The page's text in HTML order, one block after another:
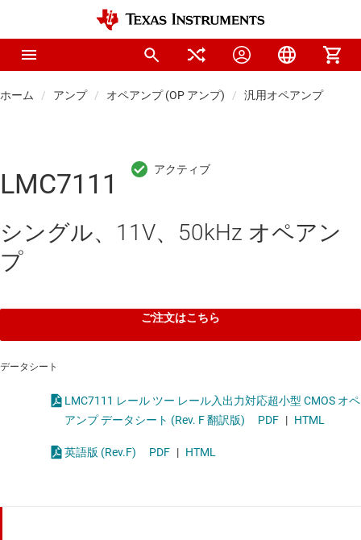
ホーム アンプ オペアンプ (OP アンプ) 汎用オペアンプ
LMC7111
シングル、11V、50kHz オペアン
プ
ご注文はこちら
データシート
LMC7111 レール ツー レール入出力対応超小型 CMOS オペ
アンプ データシート (Rev. F 翻訳版)
PDF | HTML
英語版 (Rev.F) PDF | HTML